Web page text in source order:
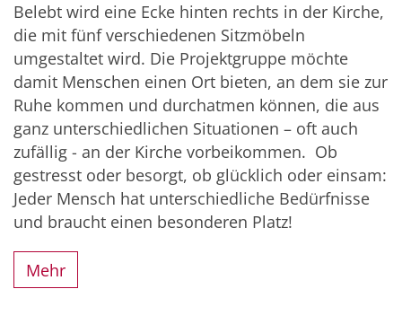
Belebt wird eine Ecke hinten rechts in der Kirche,
die mit fünf verschiedenen Sitzmöbeln
umgestaltet wird. Die Projektgruppe möchte
damit Menschen einen Ort bieten, an dem sie zur
Ruhe kommen und durchatmen können, die aus
ganz unterschiedlichen Situationen – oft auch
zufällig - an der Kirche vorbeikommen. Ob
gestresst oder besorgt, ob glücklich oder einsam:
Jeder Mensch hat unterschiedliche Bedürfnisse
und braucht einen besonderen Platz!
Mehr